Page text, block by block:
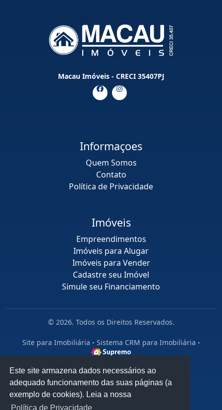
Este site armazena dados necessários ao
adequado funcionamento das suas páginas (a
exemplo de cookies). Leia a nossa
Política de Privacidade
Macau Imóveis - CRECI 35407PJ
Informaçoes
Quem Somos
Contato
Política de Privacidade
Imóveis
Empreendimentos
Imóveis para Alugar
Imóveis para Vender
Cadastre seu Imóvel
Simule seu Financiamento
© 2026. Todos os Direitos Reservados.
Site para Imobiliária - Sistema CRM para Imobiliária -